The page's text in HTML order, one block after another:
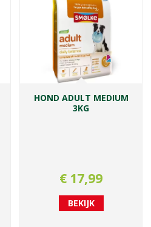
HOND ADULT MEDIUM
3KG
€ 17,99
BEKIJK